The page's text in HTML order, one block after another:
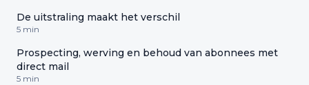
De uitstraling maakt het verschil
5 min
Prospecting, werving en behoud van abonnees met
direct mail
5 min